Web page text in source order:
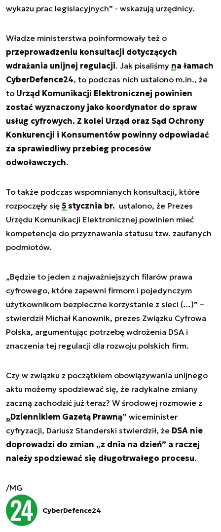
wykazu prac legislacyjnych” - wskazują urzędnicy.
Władze ministerstwa poinformowały też o
przeprowadzeniu konsultacji dotyczących
wdrażania unijnej regulacji. Jak pisaliśmy na łamach
CyberDefence24, to podczas nich ustalono m.in., że
to Urząd Komunikacji Elektronicznej powinien
zostać wyznaczony jako koordynator do spraw
usług cyfrowych. Z kolei Urząd oraz Sąd Ochrony
Konkurencji i Konsumentów powinny odpowiadać
za sprawiedliwy przebieg procesów
odwoławczych.
To także podczas wspomnianych konsultacji, które
rozpoczęły się 5 stycznia br. ustalono, że Prezes
Urzędu Komunikacji Elektronicznej powinien mieć
kompetencje do przyznawania statusu tzw. zaufanych
podmiotów.
„Będzie to jeden z najważniejszych filarów prawa
cyfrowego, które zapewni firmom i pojedynczym
użytkownikom bezpieczne korzystanie z sieci (…)” –
stwierdził Michał Kanownik, prezes Związku Cyfrowa
Polska, argumentując potrzebę wdrożenia DSA i
znaczenia tej regulacji dla rozwoju polskich firm.
Czy w związku z początkiem obowiązywania unijnego
aktu możemy spodziewać się, że radykalne zmiany
zaczną zachodzić już teraz? W środowej rozmowie z
„Dziennikiem Gazetą Prawną” wiceminister
cyfryzacji, Dariusz Standerski stwierdził, że DSA nie
doprowadzi do zmian „z dnia na dzień” a raczej
należy spodziewać się długotrwałego procesu.
/MG
CyberDefence24